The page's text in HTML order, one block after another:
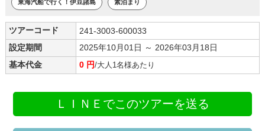
東海汽船で行く！伊豆諸島 素泊まり
ツアーコード
241-3003-600033
設定期間
2025年10月01日 ～ 2026年03月18日
基本代金
0 円/大人1名様あたり
ＬＩＮＥでこのツアーを送る